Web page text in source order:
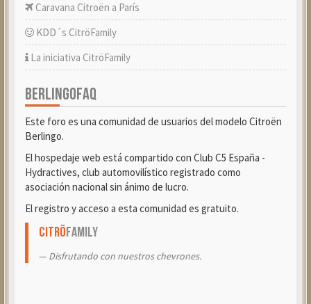
Caravana Citroën a París
KDD´s CitröFamily
La iniciativa CitröFamily
BERLINGOFAQ
Este foro es una comunidad de usuarios del modelo Citroën
Berlingo.
El hospedaje web está compartido con Club C5 España -
Hydractives, club automovilístico registrado como
asociación nacional sin ánimo de lucro.
El registro y acceso a esta comunidad es gratuito.
CitröFamily
Disfrutando con nuestros chevrones.